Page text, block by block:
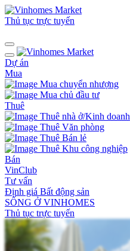
Thủ tục trực tuyến
Dự án
Mua
Mua chuyển nhượng
Mua chủ đầu tư
Thuê
Thuê nhà ở/Kinh doanh
Thuê Văn phòng
Thuê Bán lẻ
Thuê Khu công nghiệp
Bán
VinClub
Tư vấn
Định giá Bất động sản
SỐNG Ở VINHOMES
Thủ tục trực tuyến